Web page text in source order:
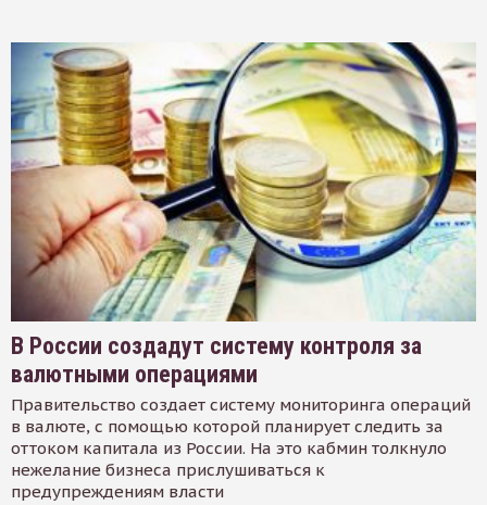
В России создадут систему контроля за
валютными операциями
Правительство создает систему мониторинга операций
в валюте, с помощью которой планирует следить за
оттоком капитала из России. На это кабмин толкнуло
нежелание бизнеса прислушиваться к
предупреждениям власти